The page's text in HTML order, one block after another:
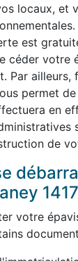
locaux, et
est
céder votre
Par ailleurs,
permet
en
de
votre